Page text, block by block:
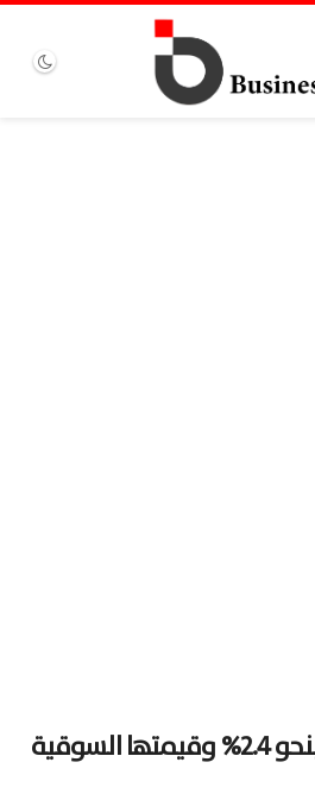
سهم إنفيديا يرتفع بنحو 2.4% وقيمتها السوقية